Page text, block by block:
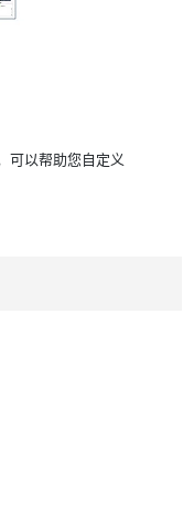
可以帮助您自定义